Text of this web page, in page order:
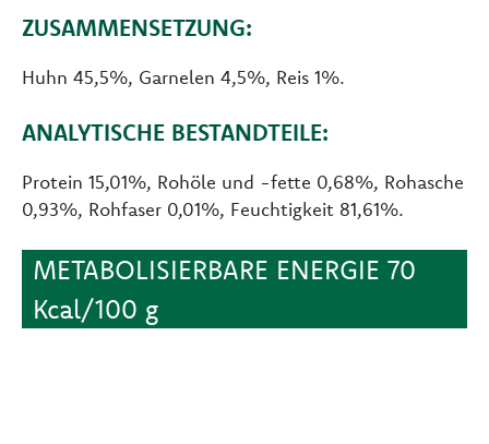
ZUSAMMENSETZUNG:
Huhn 45,5%, Garnelen 4,5%, Reis 1%.
ANALYTISCHE BESTANDTEILE:
Protein 15,01%, Rohöle und -fette 0,68%, Rohasche
0,93%, Rohfaser 0,01%, Feuchtigkeit 81,61%.
METABOLISIERBARE ENERGIE 70
Kcal/100 g